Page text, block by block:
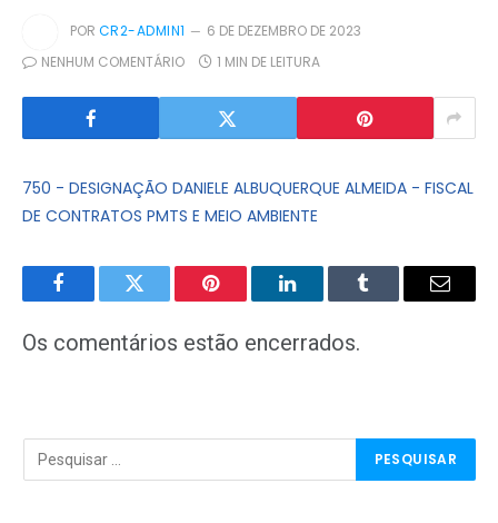
POR CR2-ADMIN1
6 DE DEZEMBRO DE 2023
NENHUM COMENTÁRIO
1 MIN DE LEITURA
750 - DESIGNAÇÃO DANIELE ALBUQUERQUE ALMEIDA - FISCAL
DE CONTRATOS PMTS E MEIO AMBIENTE
FacebookTwitter Pinterest LinkedInTumblr
E-
Os comentários estão encerrados.